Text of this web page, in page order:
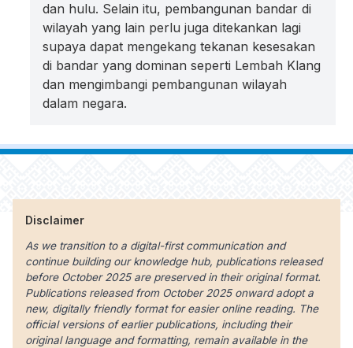
dan hulu. Selain itu, pembangunan bandar di
wilayah yang lain perlu juga ditekankan lagi
supaya dapat mengekang tekanan kesesakan
di bandar yang dominan seperti Lembah Klang
dan mengimbangi pembangunan wilayah
dalam negara.
Disclaimer
As we transition to a digital-first communication and
continue building our knowledge hub, publications released
before October 2025 are preserved in their original format.
Publications released from October 2025 onward adopt a
new, digitally friendly format for easier online reading. The
official versions of earlier publications, including their
original language and formatting, remain available in the